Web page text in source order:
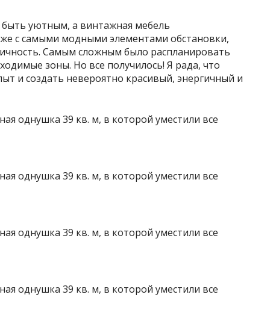
уютным, а винтажная мебель
с самыми модными элементами обстановки,
Самым сложным было распланировать
зоны. Но все получилось! Я рада, что
и создать невероятно красивый, энергичный и